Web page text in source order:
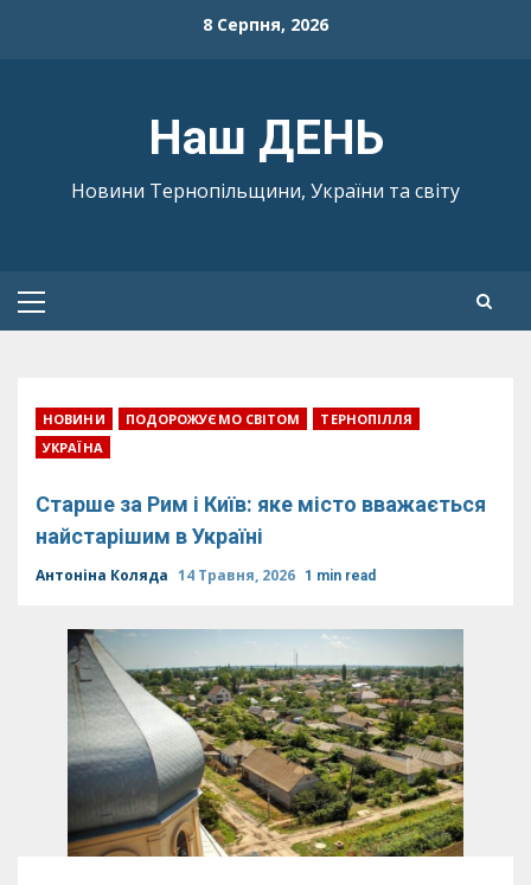
8 Серпня, 2026
Наш ДЕНЬ
Новини Тернопільщини, України та світу
Primary
НОВИНИ ПОДОРОЖУЄМО СВІТОМ
ТЕРНОПІЛЛЯ
УКРАЇНА
Старше за Рим і Київ: яке місто вважається
найстарішим в Україні
Антоніна Коляда 14 Травня, 2026 1 min read